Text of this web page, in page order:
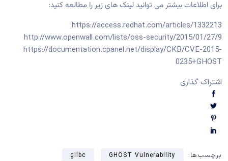
برای اطلاعات بیشتر می توانید لینک های زیر را مطالعه کنید:
https://access.redhat.com/articles/1332213
http://www.openwall.com/lists/oss-security/2015/01/27/9
https://documentation.cpanel.net/display/CKB/CVE-2015-
0235+GHOST
اشتراک گذاری
برچسب‌ها: GHOST Vulnerability
glibc